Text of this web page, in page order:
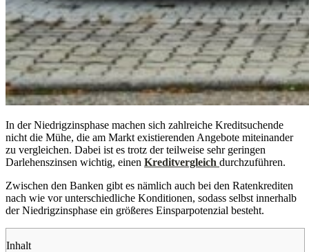
In der Niedrigzinsphase machen sich zahlreiche Kreditsuchende
nicht die Mühe, die am Markt existierenden Angebote miteinander
zu vergleichen. Dabei ist es trotz der teilweise sehr geringen
Darlehenszinsen wichtig, einen Kreditvergleich durchzuführen.
Zwischen den Banken gibt es nämlich auch bei den Ratenkrediten
nach wie vor unterschiedliche Konditionen, sodass selbst innerhalb
der Niedrigzinsphase ein größeres Einsparpotenzial besteht.
Inhalt